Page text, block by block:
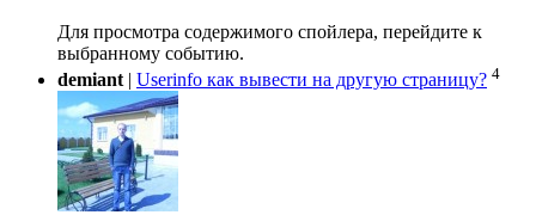
Для просмотра содержимого спойлера, перейдите к
выбранному событию.
demiant | Userinfo как вывести на другую страницу? 4